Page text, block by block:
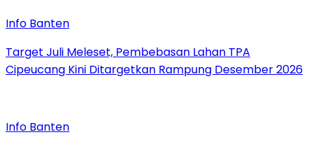
Info Banten
Target Juli Meleset, Pembebasan Lahan TPA
Cipeucang Kini Ditargetkan Rampung Desember 2026
Info Banten